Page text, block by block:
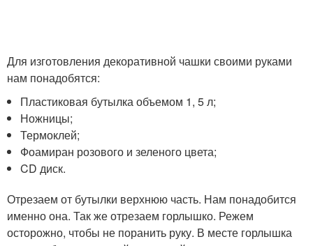
Для изготовления декоративной чашки своими руками
нам понадобятся:
Пластиковая бутылка объемом 1, 5 л;
Ножницы;
Термоклей;
Фоамиран розового и зеленого цвета;
CD диск.
Отрезаем от бутылки верхнюю часть. Нам понадобится
именно она. Так же отрезаем горлышко. Режем
осторожно, чтобы не поранить руку. В месте горлышка